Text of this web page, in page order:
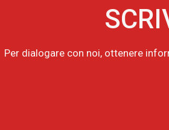
Per dialogare con noi, ottenere